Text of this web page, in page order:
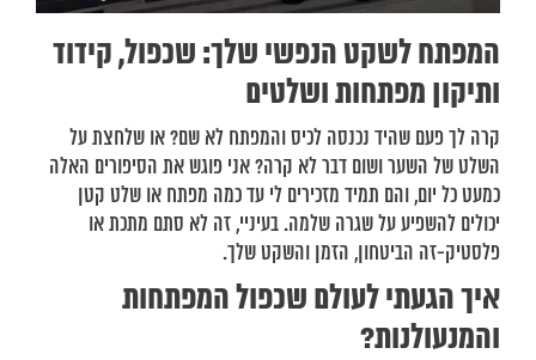
המפתח לשקט הנפשי שלך: שכפול, קידוד
ותיקון מפתחות ושלטים
קרה לך פעם שהיד נכנסה לכיס והמפתח לא שם? או שלחצת על
השלט של השער ושום דבר לא קרה? אני פוגש את הסיפורים האלה
כמעט כל יום, והם תמיד מזכירים לי עד כמה מפתח או שלט קטן
יכולים להשפיע על שגרה שלמה. בעיניי, זה לא סתם מתכת או
פלסטיק-זה הביטחון, הזמן והשקט שלך.
איך הגעתי לעולם שכפול המפתחות
והמנעולנות?